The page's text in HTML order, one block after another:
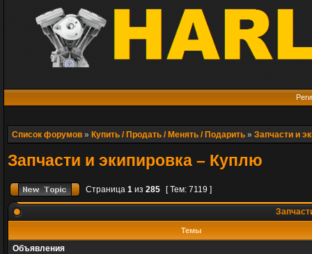
Список форумов » Купить / Продать / Менять / Подарить » Запчасти и
Запчасти и экипировка – Куплю
Страница 1 из 285 [ Тем: 7119 ]
Темы
Объявления